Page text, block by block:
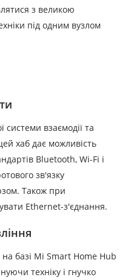
з великою
під одним вузлом
взаємодії та
хаб дає можливість
Bluetooth, Wi-Fi і
зв'язку
Також при
Ethernet-з'єднання.
базі Mi Smart Home Hub
техніку і гнучко